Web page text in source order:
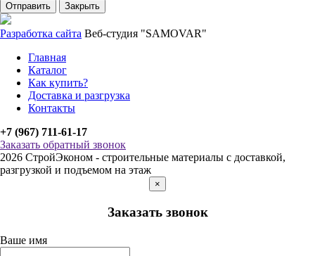
Отправить Закрыть
Разработка сайта Веб-студия "SAMOVAR"
Главная
Каталог
Как купить?
Доставка и разгрузка
Контакты
+7 (967) 711-61-17
Заказать обратный звонок
2026 СтройЭконом - строительные материалы с доставкой,
разгрузкой и подъемом на этаж
×
Заказать звонок
Ваше имя